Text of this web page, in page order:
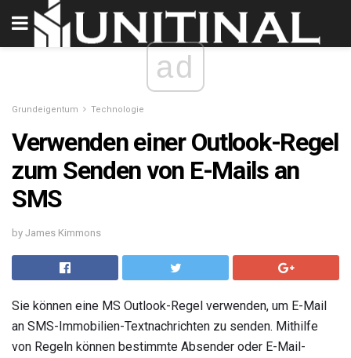
ad
Grundeigentum Technologie
Verwenden einer Outlook-Regel
zum Senden von E-Mails an
SMS
by James Kimmons
Sie können eine MS Outlook-Regel verwenden, um E-Mail
an SMS-Immobilien-Textnachrichten zu senden. Mithilfe
von Regeln können bestimmte Absender oder E-Mail-